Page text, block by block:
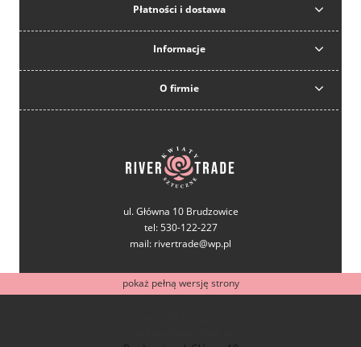
Płatności i dostawa
Informacje
O firmie
ul. Główna 10 Brudzowice
tel: 530-122-227
mail: rivertrade@wp.pl
pokaż pełną wersję strony